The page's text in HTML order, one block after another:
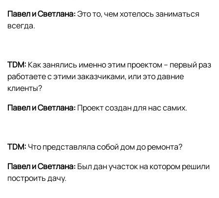
Павел и Светлана:Это то, чем хотелось заниматься
всегда.
TDM: Как занялись именно этим проектом – первый раз
работаете с этими заказчиками, или это давние
клиенты?
Павел и Светлана: Проект создан для нас самих.
TDM: Что представляла собой дом до ремонта?
Павел и Светлана: Был дан участок на котором решили
построить дачу.